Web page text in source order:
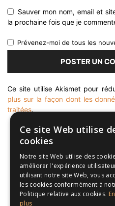
Sauver mon nom, email et
la prochaine fois que je
Prévenez-moi de tous les
Ce site utilise Akismet pour
plus sur la façon dont les
traitées.
À
Ce site Web utilise
cookies
Notre site Web utilise des
améliorer l'expérience
utilisant notre site Web, vous
les cookies conformément à
Politique relative aux cookies.
plus